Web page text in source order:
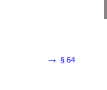
→ § 64